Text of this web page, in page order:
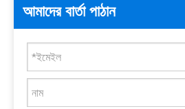
আমাদের বার্তা পাঠান